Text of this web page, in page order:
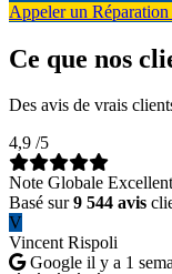
Appeler un Réparation
Ce que nos
Des avis de vrais
4,9 /5
Note Globale
Basé sur9 544 avis
V
Vincent Rispoli
Google il y a 1